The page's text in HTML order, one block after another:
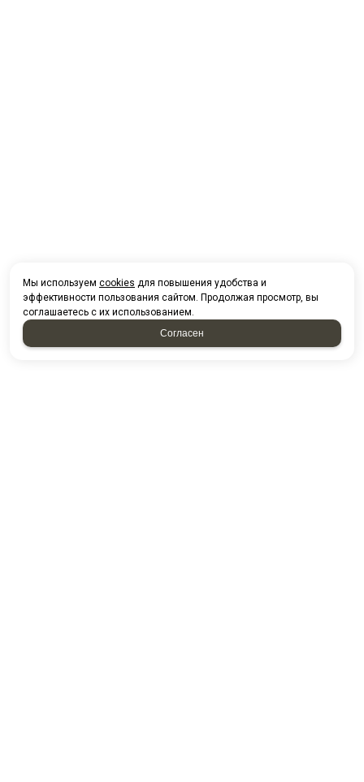
Мы используем cookies для повышения удобства и
эффективности пользования сайтом. Продолжая просмотр, вы
соглашаетесь с их использованием.
Согласен